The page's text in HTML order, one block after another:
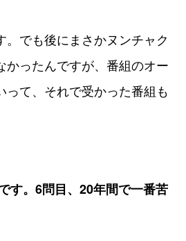
。でも後にまさかヌンチャク
かったんですが、番組のオー
って、それで受かった番組も
。6問目、20年間で一番苦